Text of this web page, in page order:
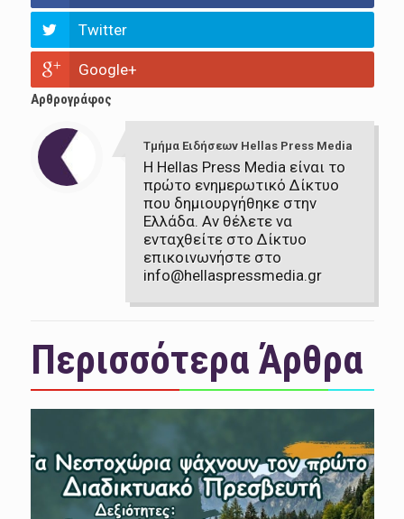
Twitter
Google+
Αρθρογράφος
Τμήμα Ειδήσεων Hellas Press Media
Η Hellas Press Media είναι το
πρώτο ενημερωτικό Δίκτυο
που δημιουργήθηκε στην
Ελλάδα. Αν θέλετε να
ενταχθείτε στο Δίκτυο
επικοινωνήστε στο
info@hellaspressmedia.gr
Περισσότερα Άρθρα